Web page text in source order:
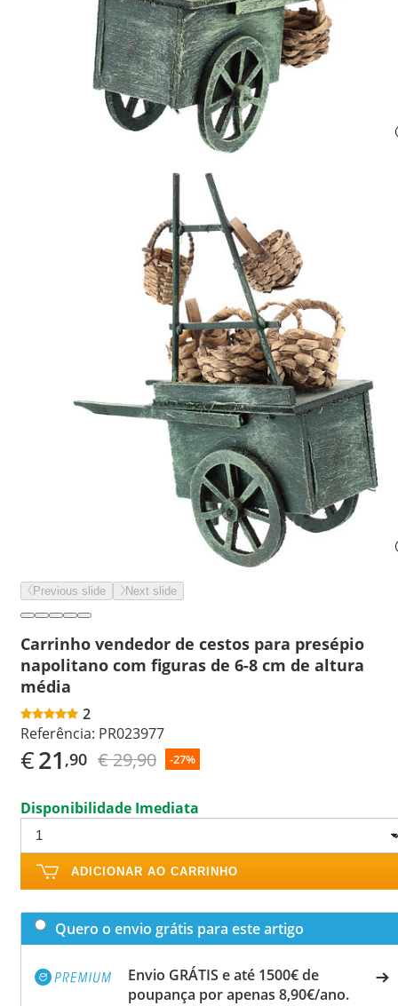
Previous slide Next slide
Carrinho vendedor de cestos para presépio
napolitano com figuras de 6-8 cm de altura
média
2
Referência: PR023977
€21 ,90 € 29,90 -27%
Disponibilidade Imediata
ADICIONAR AO CARRINHO
Quero o envio grátis para este artigo
Envio GRÁTIS e até 1500€ de
poupança por apenas 8,90€/ano.